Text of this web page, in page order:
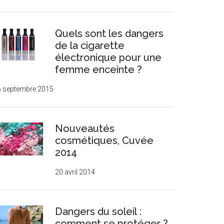
Quels sont les dangers
de la cigarette
électronique pour une
femme enceinte ?
septembre 2015
Nouveautés
cosmétiques, Cuvée
2014
20 avril 2014
Dangers du soleil :